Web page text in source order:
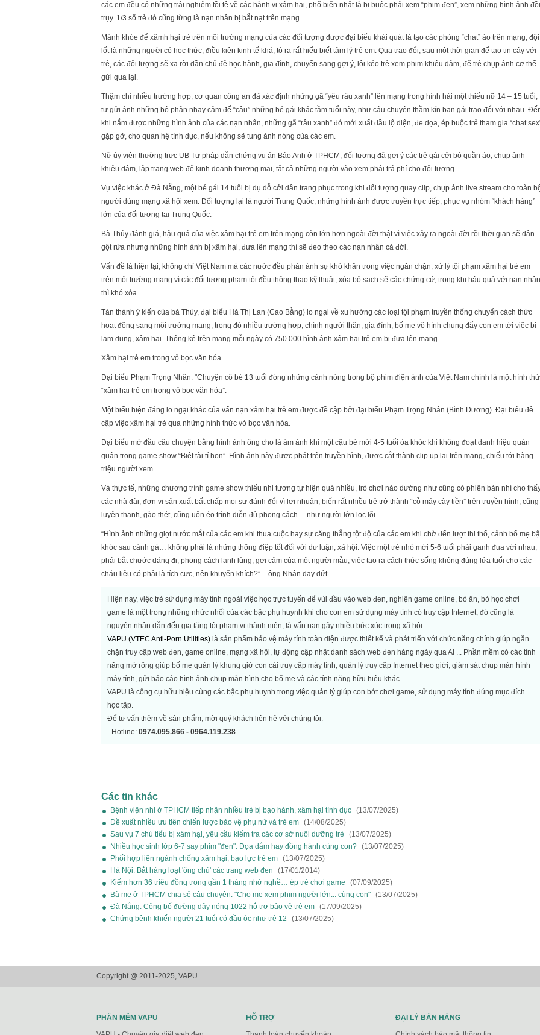
các em đều có những trải nghiệm tồi tệ về các hành vi xâm hại, phổ biến nhất là bị buộc phải xem “phim đen”, xem những hình ảnh đồi
trụy. 1/3 số trẻ đó cũng từng là nạn nhân bị bắt nạt trên mạng.
Mánh khóe để xâmh hại trẻ trên môi trường mạng của các đối tượng được đại biểu khái quát là tạo các phòng “chat” ảo trên mạng, đội
lốt là những người có học thức, điều kiện kinh tế khá, tỏ ra rất hiểu biết tâm lý trẻ em. Qua trao đổi, sau một thời gian để tạo tin cậy với
trẻ, các đối tượng sẽ xa rời dần chủ đề học hành, gia đình, chuyển sang gợi ý, lôi kéo trẻ xem phim khiêu dâm, để trẻ chụp ảnh cơ thể
gửi qua lại.
Thậm chí nhiều trường hợp, cơ quan công an đã xác định những gã “yêu râu xanh” lên mạng trong hình hài một thiếu nữ 14 – 15 tuổi,
tự gửi ảnh những bộ phận nhạy cảm để “câu” những bé gái khác tầm tuổi này, như câu chuyện thầm kín bạn gái trao đổi với nhau.
khi nắm được những hình ảnh của các nạn nhân, những gã “râu xanh” đó mới xuất đầu lộ diện, đe dọa, ép buộc trẻ tham gia “chat
gặp gỡ, cho quan hệ tình dục, nếu không sẽ tung ảnh nóng của các em.
Nữ ủy viên thường trực UB Tư pháp dẫn chứng vụ án Bảo Anh ở TPHCM, đối tượng đã gợi ý các trẻ gái cởi bỏ quần áo, chụp ảnh
khiêu dâm, lập trang web để kinh doanh thương mại, tất cả những người vào xem phải trả phí cho đối tượng.
Vụ việc khác ở Đà Nẵng, một bé gái 14 tuổi bị dụ dỗ cởi dần trang phục trong khi đối tượng quay clip, chụp ảnh live stream cho toàn
người dùng mạng xã hội xem. Đối tượng lại là người Trung Quốc, những hình ảnh được truyền trực tiếp, phục vụ nhóm “khách hàng”
lớn của đối tượng tại Trung Quốc.
Bà Thủy đánh giá, hậu quả của việc xâm hại trẻ em trên mạng còn lớn hơn ngoài đời thật vì việc xảy ra ngoài đời rồi thời gian sẽ dần
gột rửa nhưng những hình ảnh bị xâm hại, đưa lên mạng thì sẽ đeo theo các nạn nhân cả đời.
Vấn đề là hiện tại, không chỉ Việt Nam mà các nước đều phản ánh sự khó khăn trong việc ngăn chặn, xử lý tội phạm xâm hại trẻ em
trên môi trường mạng vì các đối tượng phạm tội đều thông thạo kỹ thuật, xóa bỏ sạch sẽ các chứng cứ, trong khi hậu quả với nạn nhân
thì khó xóa.
Tán thành ý kiến của bà Thủy, đại biểu Hà Thị Lan (Cao Bằng) lo ngại về xu hướng các loại tội phạm truyền thống chuyển cách thức
hoạt động sang môi trường mạng, trong đó nhiều trường hợp, chính người thân, gia đình, bố mẹ vô hình chung đẩy con em tới việc bị
lạm dụng, xâm hại. Thống kê trên mạng mỗi ngày có 750.000 hình ảnh xâm hại trẻ em bị đưa lên mạng.
Xâm hại trẻ em trong vỏ bọc văn hóa
Đại biểu Phạm Trọng Nhân: "Chuyện cô bé 13 tuổi đóng những cảnh nóng trong bộ phim điện ảnh của Việt Nam chính là một hình
“xâm hại trẻ em trong vỏ bọc văn hóa”.
Một biểu hiện đáng lo ngại khác của vấn nạn xâm hại trẻ em được đề cập bởi đại biểu Phạm Trọng Nhân (Bình Dương). Đại biểu đề
cập việc xâm hại trẻ qua những hình thức vỏ bọc văn hóa.
Đại biểu mở đầu câu chuyện bằng hình ảnh ông cho là ám ảnh khi một cậu bé mới 4-5 tuổi òa khóc khi không đoạt danh hiệu quán
quân trong game show “Biệt tài tí hon”. Hình ảnh này được phát trên truyền hình, được cắt thành clip up lại trên mạng, chiếu tới hàng
triệu người xem.
Và thực tế, những chương trình game show thiếu nhi tương tự hiện quá nhiều, trò chơi nào dường như cũng có phiên bản nhí cho
các nhà đài, đơn vị sản xuất bất chấp mọi sự đánh đổi vì lợi nhuận, biến rất nhiều trẻ trở thành “cỗ máy cày tiền” trên truyền hình; cũng
luyện thanh, gào thét, cũng uốn éo trình diễn đủ phong cách… như người lớn lọc lõi.
“Hình ảnh những giọt nước mắt của các em khi thua cuộc hay sự căng thẳng tột độ của các em khi chờ đến lượt thi thố, cảnh bố mẹ
khóc sau cánh gà… không phải là những thông điệp tốt đối với dư luận, xã hội. Việc một trẻ nhỏ mới 5-6 tuổi phải ganh đua với nhau,
phải bắt chước dáng đi, phong cách lạnh lùng, gợi cảm của một người mẫu, việc tạo ra cách thức sống không đúng lứa tuổi cho các
cháu liệu có phải là tích cực, nên khuyến khích?” – ông Nhân day dứt.
Hiện nay, việc trẻ sử dụng máy tính ngoài việc học trực tuyến để vùi đầu vào web đen, nghiện game online, bỏ ăn, bỏ học chơi
game là một trong những nhức nhối của các bậc phụ huynh khi cho con em sử dụng máy tính có truy cập Internet, đó cũng là
nguyên nhân dẫn đến gia tăng tội phạm vị thành niên, là vấn nạn gây nhiều bức xúc trong xã hội.
VAPU (VTEC Anti-Porn Utilities) là sản phẩm bảo vệ máy tính toàn diện được thiết kế và phát triển với chức năng chính giúp ngăn
chặn truy cập web đen, game online, mạng xã hội, tự động cập nhật danh sách web đen hàng ngày qua AI ... Phần mềm có các tính
năng mở rộng giúp bố mẹ quản lý khung giờ con cái truy cập máy tính, quản lý truy cập Internet theo giời, giám sát chụp màn hình
máy tính, gửi báo cáo hình ảnh chụp màn hình cho bố mẹ và các tính năng hữu hiệu khác.
VAPU là công cụ hữu hiệu cùng các bậc phụ huynh trong việc quản lý giúp con bớt chơi game, sử dụng máy tính đúng mục đích
học tập.
Để tư vấn thêm về sản phẩm, mời quý khách liên hệ với chúng tôi:
- Hotline: 0974.095.866 - 0964.119.238
Các tin khác
Bệnh viện nhi ở TPHCM tiếp nhận nhiều trẻ bị bạo hành, xâm hại tình dục (13/07/2025)
Đề xuất nhiều ưu tiên chiến lược bảo vệ phụ nữ và trẻ em (14/08/2025)
Sau vụ 7 chú tiểu bị xâm hại, yêu cầu kiểm tra các cơ sở nuôi dưỡng trẻ
(13/07/2025)
Nhiều học sinh lớp 6-7 say phim "đen": Dọa dẫm hay đồng hành cùng con? (13/07/2025)
Phối hợp liên ngành chống xâm hại, bạo lực trẻ em (13/07/2025)
Hà Nội: Bắt hàng loạt 'ông chủ' các trang web đen
(17/01/2014)
Kiếm hơn 36 triệu đồng trong gần 1 tháng nhờ nghề… ép trẻ chơi game
(07/09/2025)
Bà mẹ ở TPHCM chia sẻ câu chuyện: "Cho mẹ xem phim người lớn... cùng con" (13/07/2025)
Đà Nẵng: Công bố đường dây nóng 1022 hỗ trợ bảo vệ trẻ em (17/09/2025)
Chứng bệnh khiến người 21 tuổi có đầu óc như trẻ 12
(13/07/2025)
Copyright @ 2011-2025, VAPU
PHẦN MỀM VAPU
HỖ TRỢ
ĐẠI LÝ BÁN HÀNG